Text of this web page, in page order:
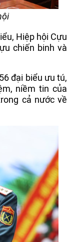
Hiệp hội Cựu
chiến binh và
đại biểu ưu tú,
niềm tin của
cả nước về